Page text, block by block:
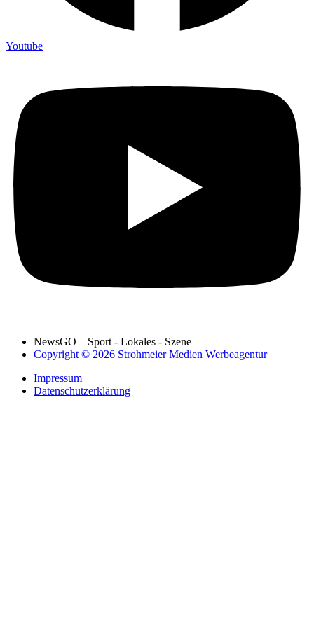
Youtube
NewsGO – Sport - Lokales - Szene
Copyright © 2026 Strohmeier Medien Werbeagentur
Impressum
Datenschutzerklärung